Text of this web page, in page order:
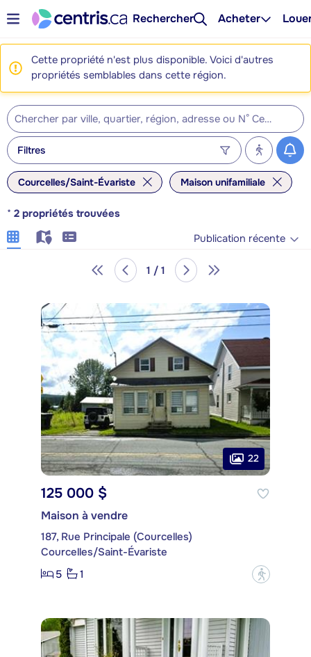
Rechercher Acheter
Cette propriété n'est plus disponible. Voici d'autres
propriétés semblables dans cette région.
Filtres
Courcelles/Saint-Évariste Maison unifamiliale
* 2 propriétés trouvées
Publication récente
1 / 1
22
125 000 $
Maison à vendre
187, Rue Principale (Courcelles)
Courcelles/Saint-Évariste
5
1 ?